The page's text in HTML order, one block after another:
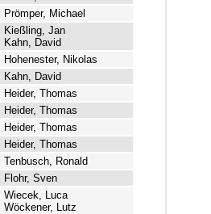
Prömper, Michael
Kießling, Jan
Kahn, David
Hohenester, Nikolas
Kahn, David
Heider, Thomas
Heider, Thomas
Heider, Thomas
Heider, Thomas
Tenbusch, Ronald
Flohr, Sven
Wiecek, Luca
Wöckener, Lutz